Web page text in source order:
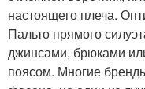
настоящего плеча.
Пальто прямого
джинсами, брюками
поясом. Многие